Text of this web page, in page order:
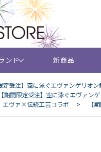
ンド 新商品
定受注】空に泳ぐエヴァンゲリオ
【期間限定受注】空に泳ぐエヴァン
エヴァ×伝統工芸コラボ > 【